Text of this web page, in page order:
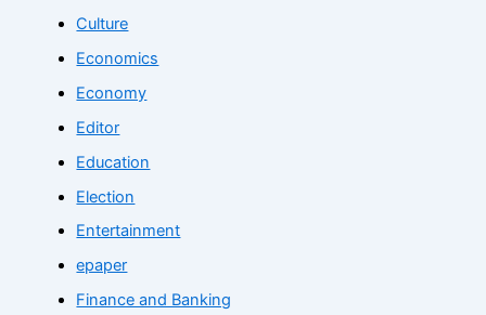
Culture
Economics
Economy
Editor
Education
Election
Entertainment
epaper
Finance and Banking